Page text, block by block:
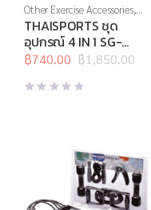
Other Exercise Accessories,
Thai Sports,Thai Sports
Brand,ดัมเบล , บริหารมือ
ยืด,สร้างกล้ามเนื้อ ,สินค้าล็อต
สุดท้าย ,อุปกรณ์กีฬาเป็นของ
ขวัญ
อุปกรณ์บริหารกาย
อุปกรณ์ยืดเหยียด
THAISPORTS ชุด
อุปกรณ์ 4 IN 1 SG-
0914A
฿1,850.00
Original
price
was:
฿740.00
Current
price
is: